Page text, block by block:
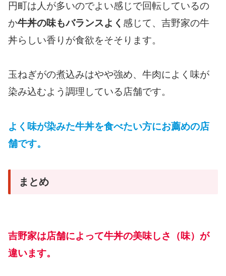
円町は人が多いのでよい感じで回転しているの
か牛丼の味もバランスよく 感じて、吉野家の牛
丼らしい香りが食欲をそそります。
玉ねぎがの煮込みはやや強め、牛肉によく味が
染み込むよう調理している店舗です。
よく味が染みた牛丼を食べたい方にお薦めの店
舗です。
まとめ
吉野家は店舗によって牛丼の美味しさ（味）が
違います。